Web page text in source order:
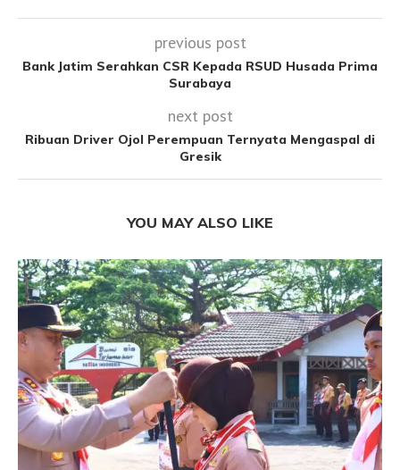
previous post
Bank Jatim Serahkan CSR Kepada RSUD Husada Prima
Surabaya
next post
Ribuan Driver Ojol Perempuan Ternyata Mengaspal di
Gresik
YOU MAY ALSO LIKE